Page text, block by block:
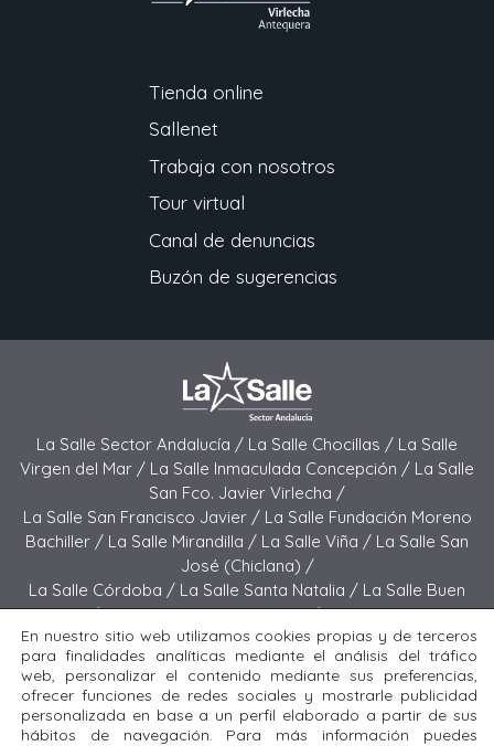
Tienda online
Sallenet
Trabaja con nosotros
Tour virtual
Canal de denuncias
Buzón de sugerencias
La Salle Sector Andalucía / La Salle Chocillas / La Salle
Virgen del Mar / La Salle Inmaculada Concepción / La Salle
San Fco. Javier Virlecha /
La Salle San Francisco Javier / La Salle Fundación Moreno
Bachiller / La Salle Mirandilla / La Salle Viña / La Salle San
José (Chiclana) /
La Salle Córdoba / La Salle Santa Natalia / La Salle Buen
Pastor /La Salle Sagrado Corazón /La Salle San José
(Jerez) / La Salle El Carmen (Melilla) /
La Salle Buen Consejo /La Salle El Carmen (San Fernando) /
La Salle San Francisco /La Salle Felipe Benito /La Salle La
Purísima
En nuestro sitio web utilizamos cookies propias y de terceros
para finalidades analíticas mediante el análisis del tráfico
web, personalizar el contenido mediante sus preferencias,
ofrecer funciones de redes sociales y mostrarle publicidad
personalizada en base a un perfil elaborado a partir de sus
hábitos de navegación. Para más información puedes